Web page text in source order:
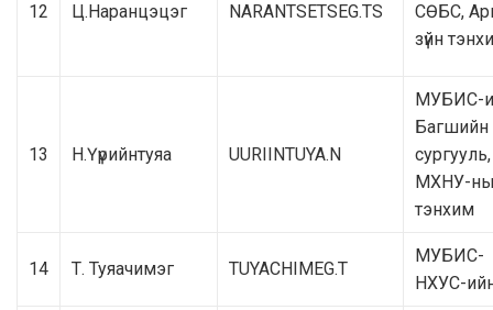
12 Ц.Наранцэцэг NARANTSETSEG.TS
СӨБС,
зүйн
13 Н.Үүрийнтуяа UURIINTUYA.N
МУБИС-
Багшийн
сургууль,
МХНУ-
тэнхим
14 Т. Туяачимэг TUYACHIMEG.T
МУБИС-
НХУС-